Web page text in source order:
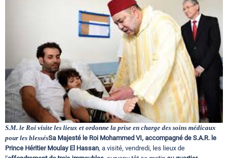
Régions
Hotels
Evenements
S.M. le Roi visite les lieux et ordonne la prise en charge des soins médicaux
pour les blessésSa Majesté le Roi Mohammed VI, accompagné de S.A.R. le
Prince Héritier Moulay El Hassan, a visité, vendredi, les lieux de